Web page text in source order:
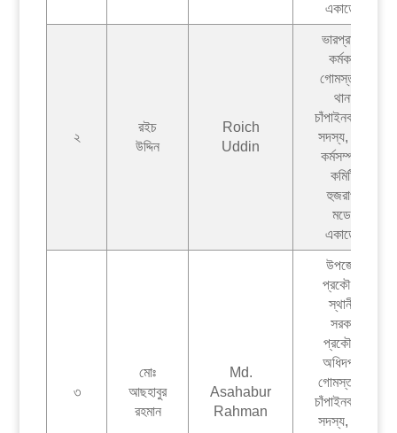
একাডেমী
২
রইচ
উদ্দিন
Roich
Uddin
ভারপ্রাপ্ত
কর্মকর্তা
গোমস্তাপুর
থানা,
চাঁপাইনবাবগঞ্জ
সদস্য, পৌর
কর্মসম্পাদন
কমিটি,
হুজরাপুর
মডেল
একাডেমী
৩
মোঃ
আছহাবুর
রহমান
Md.
Asahabur
Rahman
উপজেলা
প্রকৌশলী
স্থানীয়
সরকার
প্রকৌশল
অধিদপ্তর
গোমস্তাপুর,
চাঁপাইনবাবগঞ্জ
সদস্য, পৌর